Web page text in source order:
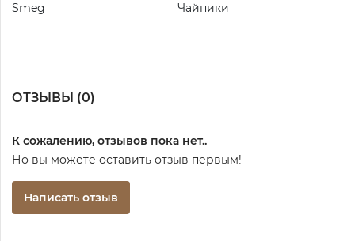
Smeg
Чайники
ОТЗЫВЫ (0)
К сожалению, отзывов пока нет..
Но вы можете оставить отзыв первым!
Написать отзыв